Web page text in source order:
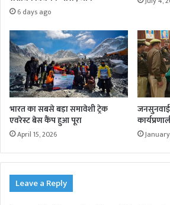
6 days ago
भारत का सबसे बड़ा समावेशी ट्रेक
एवरेस्ट बेस कैंप हुआ पूरा
April 15, 2026
Leave a Reply